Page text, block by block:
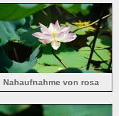
Nahaufnahme von rosa